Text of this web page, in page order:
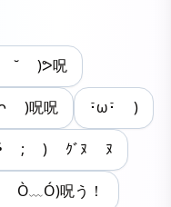
)ᕗ呪
呪呪 ･̆ω･̆ )
; ) ｸﾞﾇ ﾇ
Ò﹏Ó)呪う！